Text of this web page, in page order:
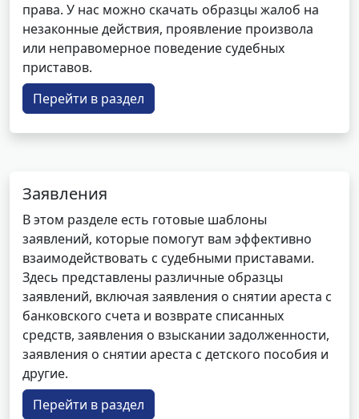
права. У нас можно скачать образцы жалоб на
незаконные действия, проявление произвола
или неправомерное поведение судебных
приставов.
Перейти в раздел
Заявления
В этом разделе есть готовые шаблоны
заявлений, которые помогут вам эффективно
взаимодействовать с судебными приставами.
Здесь представлены различные образцы
заявлений, включая заявления о снятии ареста с
банковского счета и возврате списанных
средств, заявления о взыскании задолженности,
заявления о снятии ареста с детского пособия и
другие.
Перейти в раздел